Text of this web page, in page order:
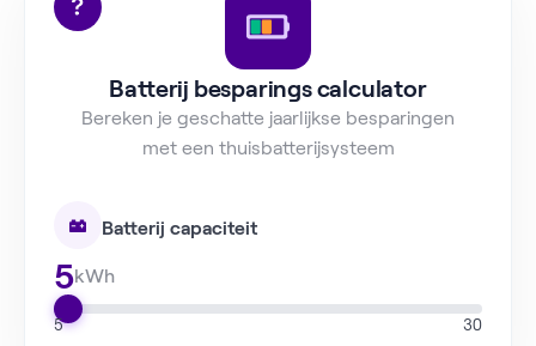
Batterij besparings calculator
Bereken je geschatte jaarlijkse besparingen
met een thuisbatterijsysteem
Batterij capaciteit
5kWh
5 30